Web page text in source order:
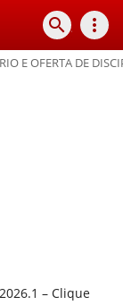
search more_vert
E OFERTA DE
– Clique